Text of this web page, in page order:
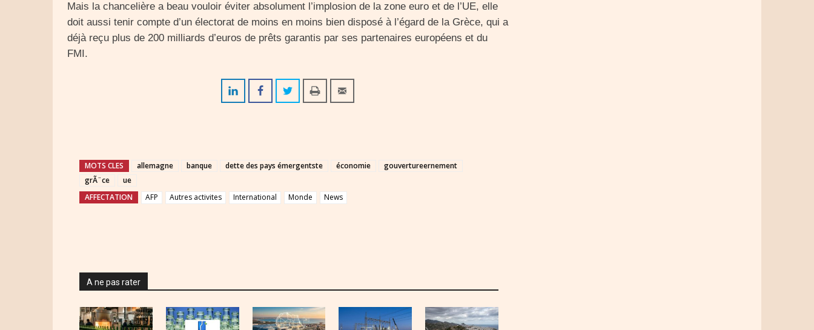
Mais la chancelière a beau vouloir éviter absolument l’implosion de la zone euro et de l’UE, elle
doit aussi tenir compte d’un électorat de moins en moins bien disposé à l’égard de la Grèce, qui a
déjà reçu plus de 200 milliards d’euros de prêts garantis par ses partenaires européens et du
FMI.
MOTS CLES allemagne banque dette des pays émergentste économie
gouvertureernement
grÃ¨ce
ue
AFFECTATION
AFP Autres activites International Monde News
A ne pas rater